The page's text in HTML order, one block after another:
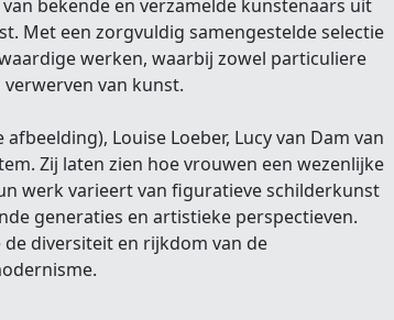
bekende en verzamelde kunstenaars uit
Met een zorgvuldig samengestelde selectie
werken, waarbij zowel particuliere
van kunst.
Louise Loeber, Lucy van Dam van
Zij laten zien hoe vrouwen een wezenlijke
werk varieert van figuratieve schilderkunst
generaties en artistieke perspectieven.
diversiteit en rijkdom van de